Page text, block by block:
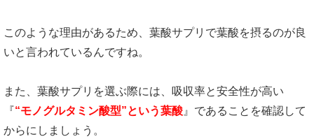
このような理由があるため、葉酸サプリで葉酸を摂るのが良
いと言われているんですね。
また、葉酸サプリを選ぶ際には、吸収率と安全性が高い
『“モノグルタミン酸型”という葉酸 』であることを確認して
からにしましょう。